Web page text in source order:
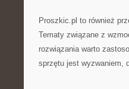
Proszkic.pl to również
Tematy związane z
rozwiązania warto
sprzętu jest wyzwaniem,